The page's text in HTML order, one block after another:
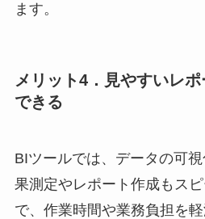
ます。
メリット4．見やすいレ
できる
BIツールでは、データの可
果測定やレポート作成もス
で、作業時間や業務負担を軽